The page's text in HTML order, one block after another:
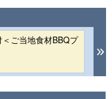
＜ご当地食材BBQプ
由